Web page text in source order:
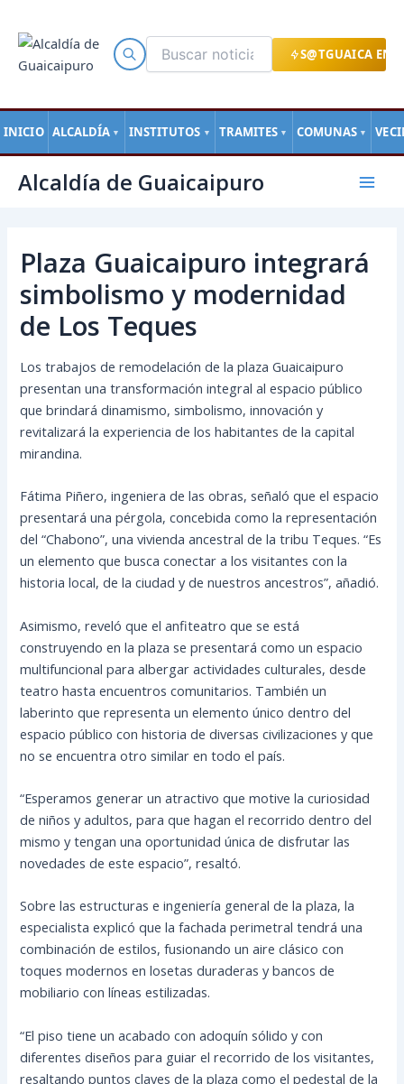
S@TGUAICA EN
INICIO ALCALDÍA ▼ INSTITUTOS ▼ TRAMITES ▼ COMUNAS ▼
contenido
Alcaldía de Guaicaipuro
Main
Plaza Guaicaipuro integrará
simbolismo y modernidad
de Los Teques
Los trabajos de remodelación de la plaza Guaicaipuro
presentan una transformación integral al espacio público
que brindará dinamismo, simbolismo, innovación y
revitalizará la experiencia de los habitantes de la capital
mirandina.
Fátima Piñero, ingeniera de las obras, señaló que el espacio
presentará una pérgola, concebida como la representación
del “Chabono”, una vivienda ancestral de la tribu Teques. “Es
un elemento que busca conectar a los visitantes con la
historia local, de la ciudad y de nuestros ancestros”, añadió.
Asimismo, reveló que el anfiteatro que se está
construyendo en la plaza se presentará como un espacio
multifuncional para albergar actividades culturales, desde
teatro hasta encuentros comunitarios. También un
laberinto que representa un elemento único dentro del
espacio público con historia de diversas civilizaciones y que
no se encuentra otro similar en todo el país.
“Esperamos generar un atractivo que motive la curiosidad
de niños y adultos, para que hagan el recorrido dentro del
mismo y tengan una oportunidad única de disfrutar las
novedades de este espacio”, resaltó.
Sobre las estructuras e ingeniería general de la plaza, la
especialista explicó que la fachada perimetral tendrá una
combinación de estilos, fusionando un aire clásico con
toques modernos en losetas duraderas y bancos de
mobiliario con líneas estilizadas.
“El piso tiene un acabado con adoquín sólido y con
diferentes diseños para guiar el recorrido de los visitantes,
resaltando puntos claves de la plaza como el pedestal de la
de